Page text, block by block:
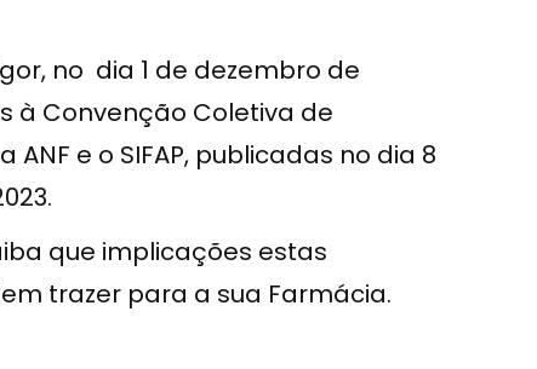
no dia 1 de dezembro de
à Convenção Coletiva de
ANF e o SIFAP, publicadas no dia 8
que implicações estas
trazer para a sua Farmácia.